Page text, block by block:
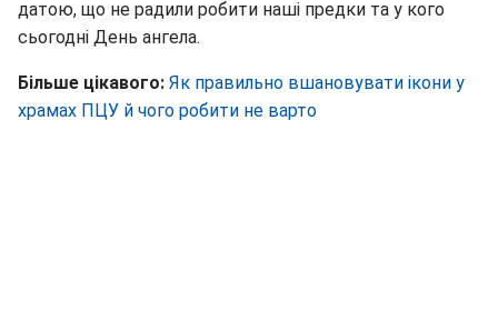
датою, що не радили робити наші предки та у кого
сьогодні День ангела.
Більше цікавого: Як правильно вшановувати ікони у
храмах ПЦУ й чого робити не варто